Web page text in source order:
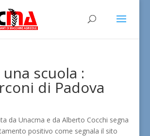
scuola :
di Padova
da Unacma e da Alberto Cocchi segna
positivo come segnala il sito